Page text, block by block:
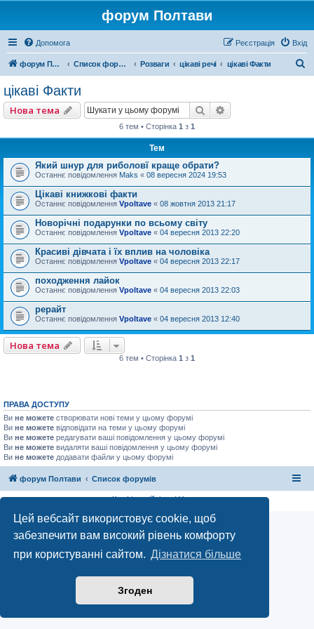
Цей вебсайт використовує cookie, щоб
забезпечити вам високий рівень комфорту
при користуванні сайтом. Дізнатися більше
Згоден
форум Полтави
Допомога Вхід
Реєстрація
форум Полтави Список форумів Розваги цікаві речі цікаві Факти
цікаві Факти
Нова тема Пошук
6 тем • Сторінка 1 з 1
Тем
Який шнур для риболовї краще обрати?
Останнє повідомлення Maks « 08 вересня 2024 19:53
Цікаві книжкові факти
Останнє повідомлення Vpoltave « 08 жовтня 2013 21:17
Новорічні подарунки по всьому світу
Останнє повідомлення Vpoltave « 04 вересня 2013 22:20
Красиві дівчата і їх вплив на чоловіка
Останнє повідомлення Vpoltave « 04 вересня 2013 22:17
походження лайок
Останнє повідомлення Vpoltave « 04 вересня 2013 22:03
рерайт
Останнє повідомлення Vpoltave « 04 вересня 2013 12:40
Нова тема
6 тем • Сторінка 1 з 1
ПРАВА ДОСТУПУ
Ви не можете створювати нові теми у цьому форумі
Ви не можете відповідати на теми у цьому форумі
Ви не можете редагувати ваші повідомлення у цьому форумі
Ви не можете видаляти ваші повідомлення у цьому форумі
Ви не можете додавати файли у цьому форумі
форум Полтави Список форумів
Конфіденційність|Умови